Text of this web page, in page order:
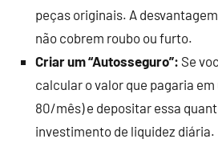
peças originais. A
não cobrem roubo ou furto.
Criar um “Autosseguro”: Se
calcular o valor que pagaria em
80/mês) e depositar essa
investimento de liquidez diária.